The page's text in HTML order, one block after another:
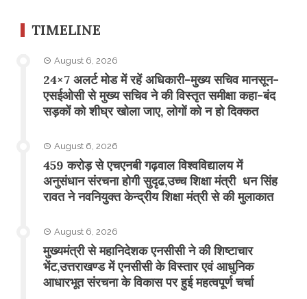
TIMELINE
August 6, 2026
24×7 अलर्ट मोड में रहें अधिकारी-मुख्य सचिव मानसून-
एसईओसी से मुख्य सचिव ने की विस्तृत समीक्षा कहा-बंद
सड़कों को शीघ्र खोला जाए, लोगों को न हो दिक्कत
August 6, 2026
459 करोड़ से एचएनबी गढ़वाल विश्वविद्यालय में
अनुसंधान संरचना होगी सुदृढ,उच्च शिक्षा मंत्री धन सिंह
रावत ने नवनियुक्त केन्द्रीय शिक्षा मंत्री से की मुलाकात
August 6, 2026
मुख्यमंत्री से महानिदेशक एनसीसी ने की शिष्टाचार
भेंट,उत्तराखण्ड में एनसीसी के विस्तार एवं आधुनिक
आधारभूत संरचना के विकास पर हुई महत्वपूर्ण चर्चा